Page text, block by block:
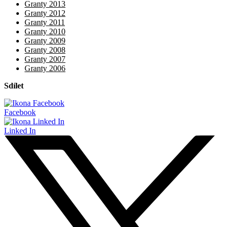
Granty 2013
Granty 2012
Granty 2011
Granty 2010
Granty 2009
Granty 2008
Granty 2007
Granty 2006
Sdílet
Facebook
Linked In